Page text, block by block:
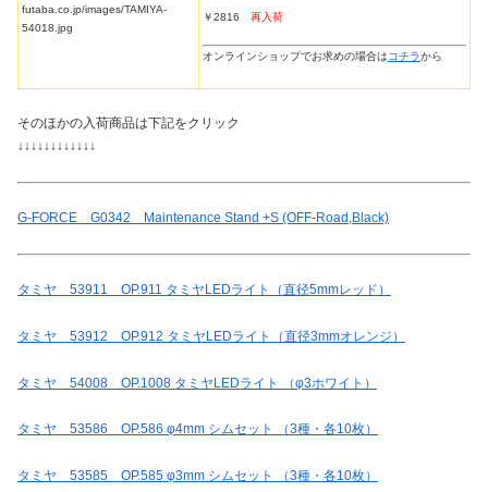
￥2816 再入荷
オンラインショップでお求めの場合はコチラから
そのほかの入荷商品は下記をクリック
↓↓↓↓↓↓↓↓↓↓↓↓
G-FORCE G0342 Maintenance Stand +S (OFF-Road,Black)
タミヤ 53911 OP.911 タミヤLEDライト（直径5mmレッド）
タミヤ 53912 OP.912 タミヤLEDライト（直径3mmオレンジ）
タミヤ 54008 OP.1008 タミヤLEDライト （φ3ホワイト）
タミヤ 53586 OP.586 φ4mm シムセット （3種・各10枚）
タミヤ 53585 OP.585 φ3mm シムセット （3種・各10枚）